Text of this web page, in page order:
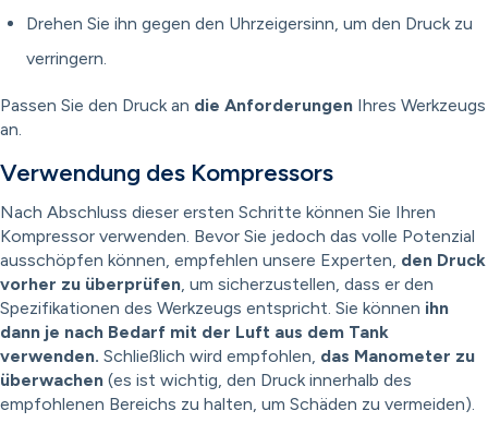
Drehen Sie ihn gegen den Uhrzeigersinn, um den Druck zu
verringern.
Passen Sie den Druck an die Anforderungen Ihres Werkzeugs
an.
Verwendung des Kompressors
Nach Abschluss dieser ersten Schritte können Sie Ihren
Kompressor verwenden. Bevor Sie jedoch das volle Potenzial
ausschöpfen können, empfehlen unsere Experten, den Druck
vorher zu überprüfen, um sicherzustellen, dass er den
Spezifikationen des Werkzeugs entspricht. Sie können ihn
dann je nach Bedarf mit der Luft aus dem Tank
verwenden. Schließlich wird empfohlen, das Manometer zu
überwachen (es ist wichtig, den Druck innerhalb des
empfohlenen Bereichs zu halten, um Schäden zu vermeiden).